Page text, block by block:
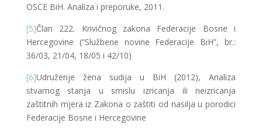
OSCE BiH. Analiza i preporuke, 2011.
[5]Član 222. Krivičnog zakona Federacije Bosne i
Hercegovine (“Službene novine Federacije BiH”, br.:
36/03, 21/04, 18/05 i 42/10)
[6]Udruženje žena sudija u BiH (2012), Analiza
stvarnog stanja u smislu izricanja ili neizricanja
zaštitnih mjera iz Zakona o zaštiti od nasilja u porodici
Federacije Bosne i Hercegovine